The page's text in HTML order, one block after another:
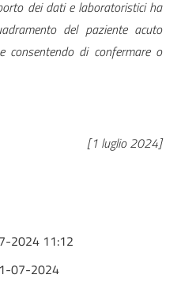
dei dati e laboratoristici ha
del paziente acuto
consentendo di confermare o
[1 luglio 2024]
2024 11:12
07-2024